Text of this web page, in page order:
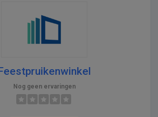
Nog geen ervaringen